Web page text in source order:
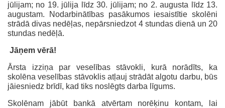
jūlijam; no 19. jūlija līdz 30. jūlijam; no 2. augusta līdz 13.
augustam. Nodarbinātības pasākumos iesaistītie skolēni
strādā divas nedēļas, nepārsniedzot 4 stundas dienā un 20
stundas nedēļā.
Jāņem vērā!
Ārsta izziņa par veselības stāvokli, kurā norādīts, ka
skolēna veselības stāvoklis atļauj strādāt algotu darbu, būs
jāiesniedz brīdī, kad tiks noslēgts darba līgums.
Skolēnam jābūt bankā atvērtam norēķinu kontam, lai